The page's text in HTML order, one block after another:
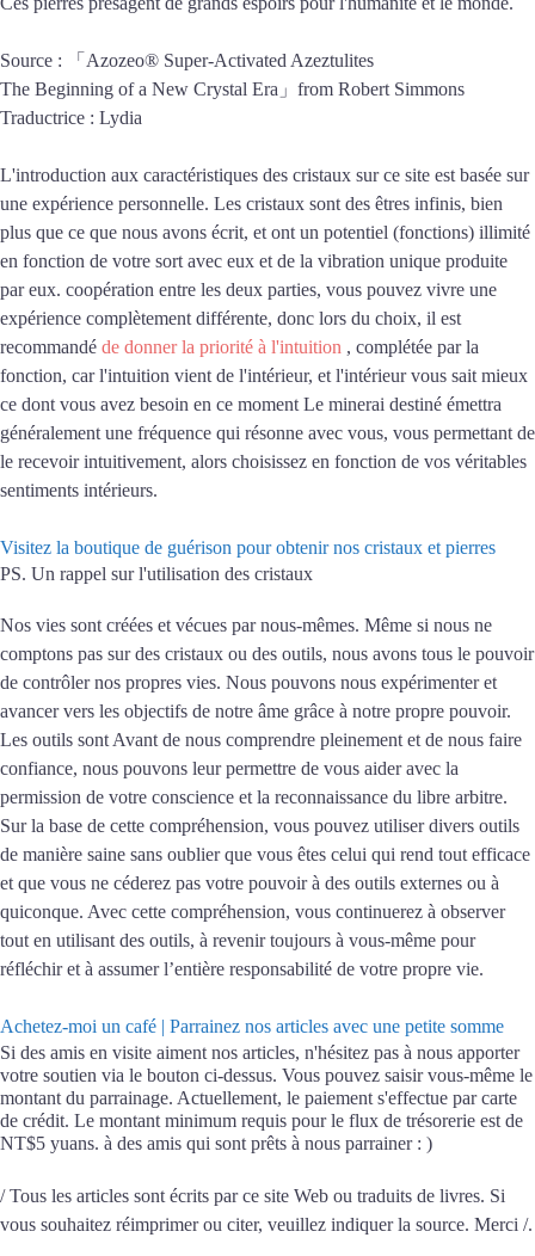
Source : 「Azozeo® Super-Activated Azeztulites
The Beginning of a New Crystal Era」from Robert Simmons
Traductrice : Lydia
L'introduction aux caractéristiques des cristaux sur ce site est basée sur
une expérience personnelle. Les cristaux sont des êtres infinis, bien
plus que ce que nous avons écrit, et ont un potentiel (fonctions) illimité
en fonction de votre sort avec eux et de la vibration unique produite
par eux. coopération entre les deux parties, vous pouvez vivre une
expérience complètement différente, donc lors du choix, il est
recommandé de donner la priorité à l'intuition , complétée par la
fonction, car l'intuition vient de l'intérieur, et l'intérieur vous sait mieux
ce dont vous avez besoin en ce moment Le minerai destiné émettra
généralement une fréquence qui résonne avec vous, vous permettant de
le recevoir intuitivement, alors choisissez en fonction de vos véritables
sentiments intérieurs.
Visitez la boutique de guérison pour obtenir nos cristaux et pierres
PS. Un rappel sur l'utilisation des cristaux
Nos vies sont créées et vécues par nous-mêmes. Même si nous ne
comptons pas sur des cristaux ou des outils, nous avons tous le pouvoir
de contrôler nos propres vies. Nous pouvons nous expérimenter et
avancer vers les objectifs de notre âme grâce à notre propre pouvoir.
Les outils sont Avant de nous comprendre pleinement et de nous faire
confiance, nous pouvons leur permettre de vous aider avec la
permission de votre conscience et la reconnaissance du libre arbitre.
Sur la base de cette compréhension, vous pouvez utiliser divers outils
de manière saine sans oublier que vous êtes celui qui rend tout efficace
et que vous ne céderez pas votre pouvoir à des outils externes ou à
quiconque. Avec cette compréhension, vous continuerez à observer
tout en utilisant des outils, à revenir toujours à vous-même pour
réfléchir et à assumer l’entière responsabilité de votre propre vie.
Achetez-moi un café | Parrainez nos articles avec une petite somme
Si des amis en visite aiment nos articles, n'hésitez pas à nous apporter
votre soutien via le bouton ci-dessus. Vous pouvez saisir vous-même le
montant du parrainage. Actuellement, le paiement s'effectue par carte
de crédit. Le montant minimum requis pour le flux de trésorerie est de
NT$5 yuans. à des amis qui sont prêts à nous parrainer : )
/ Tous les articles sont écrits par ce site Web ou traduits de livres. Si
vous souhaitez réimprimer ou citer, veuillez indiquer la source. Merci /.